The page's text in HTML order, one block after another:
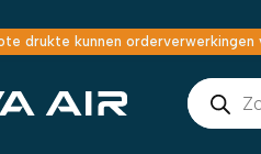
drukte kunnen orderverwerkingen
zoeken